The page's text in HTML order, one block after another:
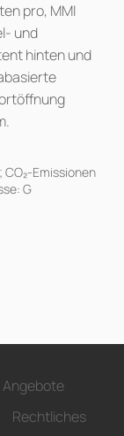
pro, MMI
und
hinten und
Emissionen
G
Angebote
Rechtliches